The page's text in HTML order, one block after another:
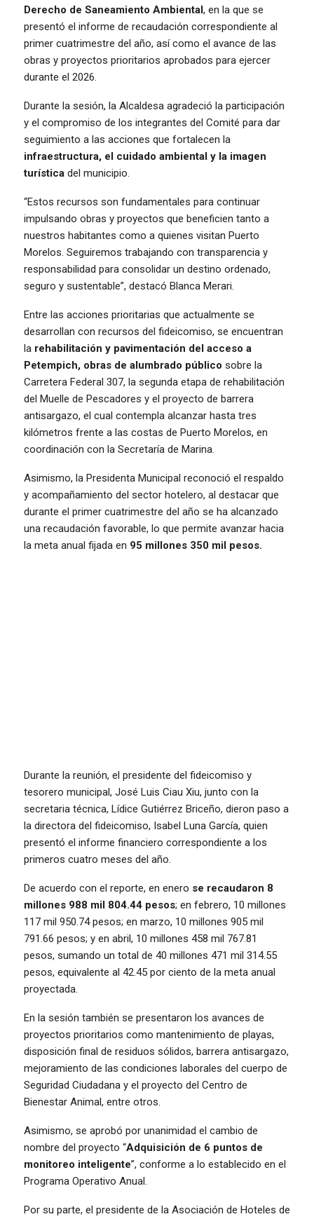
Derecho de Saneamiento Ambiental, en la que se
presentó el informe de recaudación correspondiente al
primer cuatrimestre del año, así como el avance de las
obras y proyectos prioritarios aprobados para ejercer
durante el 2026.
Durante la sesión, la Alcaldesa agradeció la participación
y el compromiso de los integrantes del Comité para dar
seguimiento a las acciones que fortalecen la
infraestructura, el cuidado ambiental y la imagen
turística del municipio.
“Estos recursos son fundamentales para continuar
impulsando obras y proyectos que beneficien tanto a
nuestros habitantes como a quienes visitan Puerto
Morelos. Seguiremos trabajando con transparencia y
responsabilidad para consolidar un destino ordenado,
seguro y sustentable”, destacó Blanca Merari.
Entre las acciones prioritarias que actualmente se
desarrollan con recursos del fideicomiso, se encuentran
la rehabilitación y pavimentación del acceso a
Petempich, obras de alumbrado público sobre la
Carretera Federal 307, la segunda etapa de rehabilitación
del Muelle de Pescadores y el proyecto de barrera
antisargazo, el cual contempla alcanzar hasta tres
kilómetros frente a las costas de Puerto Morelos, en
coordinación con la Secretaría de Marina.
Asimismo, la Presidenta Municipal reconoció el respaldo
y acompañamiento del sector hotelero, al destacar que
durante el primer cuatrimestre del año se ha alcanzado
una recaudación favorable, lo que permite avanzar hacia
la meta anual fijada en 95 millones 350 mil pesos.
Durante la reunión, el presidente del fideicomiso y
tesorero municipal, José Luis Ciau Xiu, junto con la
secretaria técnica, Lídice Gutiérrez Briceño, dieron paso a
la directora del fideicomiso, Isabel Luna García, quien
presentó el informe financiero correspondiente a los
primeros cuatro meses del año.
De acuerdo con el reporte, en enero se recaudaron 8
millones 988 mil 804.44 pesos; en febrero, 10 millones
117 mil 950.74 pesos; en marzo, 10 millones 905 mil
791.66 pesos; y en abril, 10 millones 458 mil 767.81
pesos, sumando un total de 40 millones 471 mil 314.55
pesos, equivalente al 42.45 por ciento de la meta anual
proyectada.
En la sesión también se presentaron los avances de
proyectos prioritarios como mantenimiento de playas,
disposición final de residuos sólidos, barrera antisargazo,
mejoramiento de las condiciones laborales del cuerpo de
Seguridad Ciudadana y el proyecto del Centro de
Bienestar Animal, entre otros.
Asimismo, se aprobó por unanimidad el cambio de
nombre del proyecto “Adquisición de 6 puntos de
monitoreo inteligente”, conforme a lo establecido en el
Programa Operativo Anual.
Por su parte, el presidente de la Asociación de Hoteles de